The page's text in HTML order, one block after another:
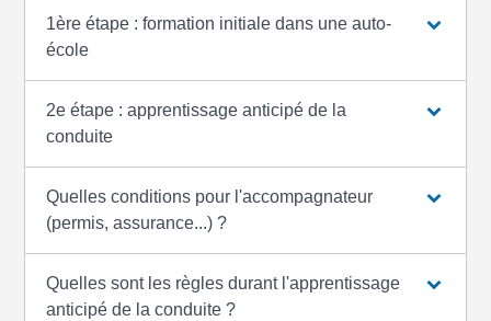
1ère étape : formation initiale dans une auto-
école
2e étape : apprentissage anticipé de la
conduite
Quelles conditions pour l'accompagnateur
(permis, assurance...) ?
Quelles sont les règles durant l'apprentissage
anticipé de la conduite ?